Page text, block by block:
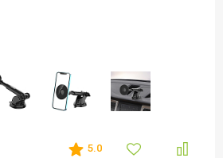
5.0